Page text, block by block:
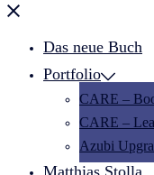
Menü
Das neue Buch
Portfolio
CARE –
CARE –
Azubi
Matthias Stolla